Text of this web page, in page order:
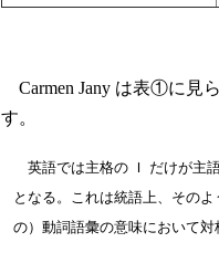
Carmen Jany は表①に見
す。
英語では主格の Ｉ だけが主
となる。これは統語上、その
の）動詞語彙の意味において対